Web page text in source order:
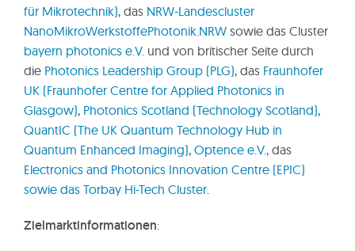
für Mikrotechnik), das NRW-Landescluster
NanoMikroWerkstoffePhotonik.NRWsowie das Cluster
bayern photonics e.V. und von britischer Seite durch
die Photonics Leadership Group (PLG), das Fraunhofer
UK (Fraunhofer Centre for Applied Photonics in
Glasgow), Photonics Scotland (Technology Scotland),
QuantIC (The UK Quantum Technology Hub in
Quantum Enhanced Imaging), Optence e.V., das
Electronics and Photonics Innovation Centre (EPIC)
sowie das Torbay Hi-Tech Cluster.
Zielmarktinformationen: